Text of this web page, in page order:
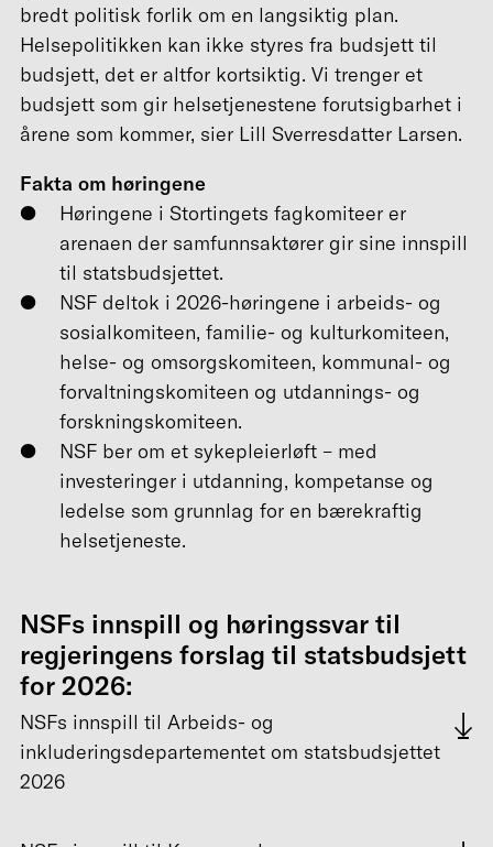
bredt politisk forlik om en langsiktig plan.
Helsepolitikken kan ikke styres fra budsjett til
budsjett, det er altfor kortsiktig. Vi trenger et
budsjett som gir helsetjenestene forutsigbarhet i
årene som kommer, sier Lill Sverresdatter Larsen.
Fakta om høringene
Høringene i Stortingets fagkomiteer er
arenaen der samfunnsaktører gir sine innspill
til statsbudsjettet.
NSF deltok i 2026-høringene i arbeids- og
sosialkomiteen, familie- og kulturkomiteen,
helse- og omsorgskomiteen, kommunal- og
forvaltningskomiteen og utdannings- og
forskningskomiteen.
NSF ber om et sykepleierløft – med
investeringer i utdanning, kompetanse og
ledelse som grunnlag for en bærekraftig
helsetjeneste.
NSFs innspill og høringssvar til
regjeringens forslag til statsbudsjett
for 2026:
NSFs innspill til Arbeids- og
inkluderingsdepartementet om statsbudsjettet
2026